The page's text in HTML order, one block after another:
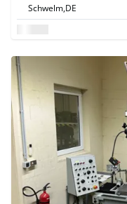
Schwelm,DE